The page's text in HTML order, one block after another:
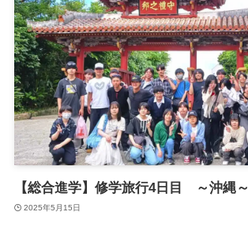
【総合進学】修学旅行4日目 ～沖縄～
2025年5月15日